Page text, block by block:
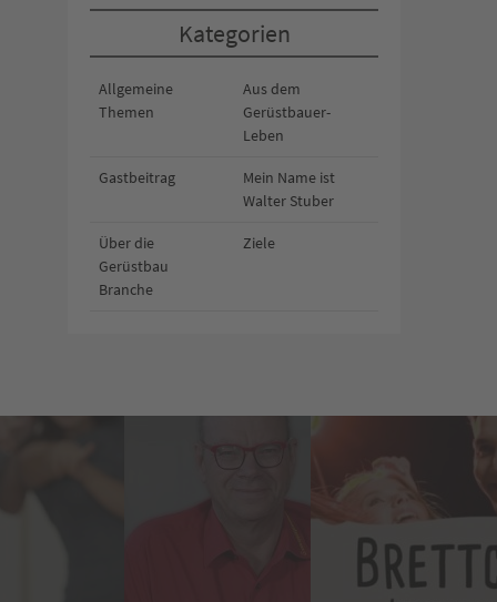
Kategorien
Allgemeine
Themen
Aus dem
Gerüstbauer-
Leben
Gastbeitrag
Mein Name ist
Walter Stuber
Über die
Gerüstbau
Branche
Ziele